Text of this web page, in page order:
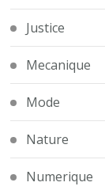
Justice
Mecanique
Mode
Nature
Numerique